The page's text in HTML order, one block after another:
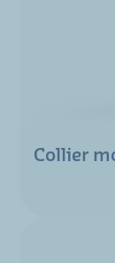
Collier